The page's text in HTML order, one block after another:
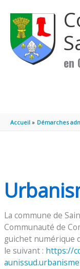
en
Accueil Démarches
La commune de
Communauté de
guichet numérique
le suivant : https://